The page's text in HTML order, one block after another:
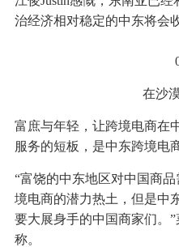
治经济相对稳定的中东将会
在沙
富庶与年轻，让跨境电商在
服务的短板，是中东跨境电
“富饶的中东地区对中国商
境电商的潜力热土，但是中
要大展身手的中国商家们。
称。